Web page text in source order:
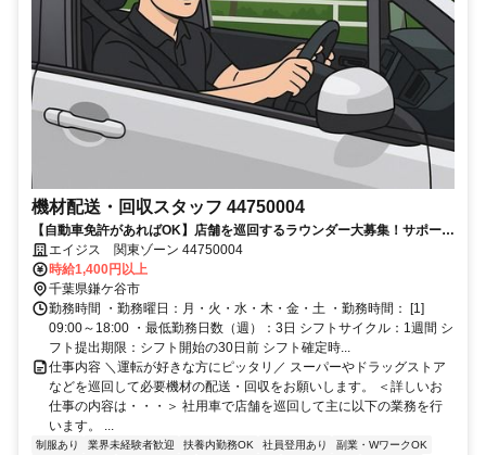
機材配送・回収スタッフ 44750004
【自動車免許があればOK】店舗を巡回するラウンダー大募集！サポート
体制◎マニュアルも完備！
エイジス 関東ゾーン 44750004
時給1,400円以上
千葉県鎌ケ谷市
勤務時間 ・勤務曜日：月・火・水・木・金・土 ・勤務時間： [1]
09:00～18:00 ・最低勤務日数（週）：3日 シフトサイクル：1週間 シ
フト提出期限：シフト開始の30日前 シフト確定時...
仕事内容 ＼運転が好きな方にピッタリ／ スーパーやドラッグストア
などを巡回して必要機材の配送・回収をお願いします。 ＜詳しいお
仕事の内容は・・・＞ 社用車で店舗を巡回して主に以下の業務を行
います。 ...
制服あり 業界未経験者歓迎 扶養内勤務OK 社員登用あり
副業・WワークOK